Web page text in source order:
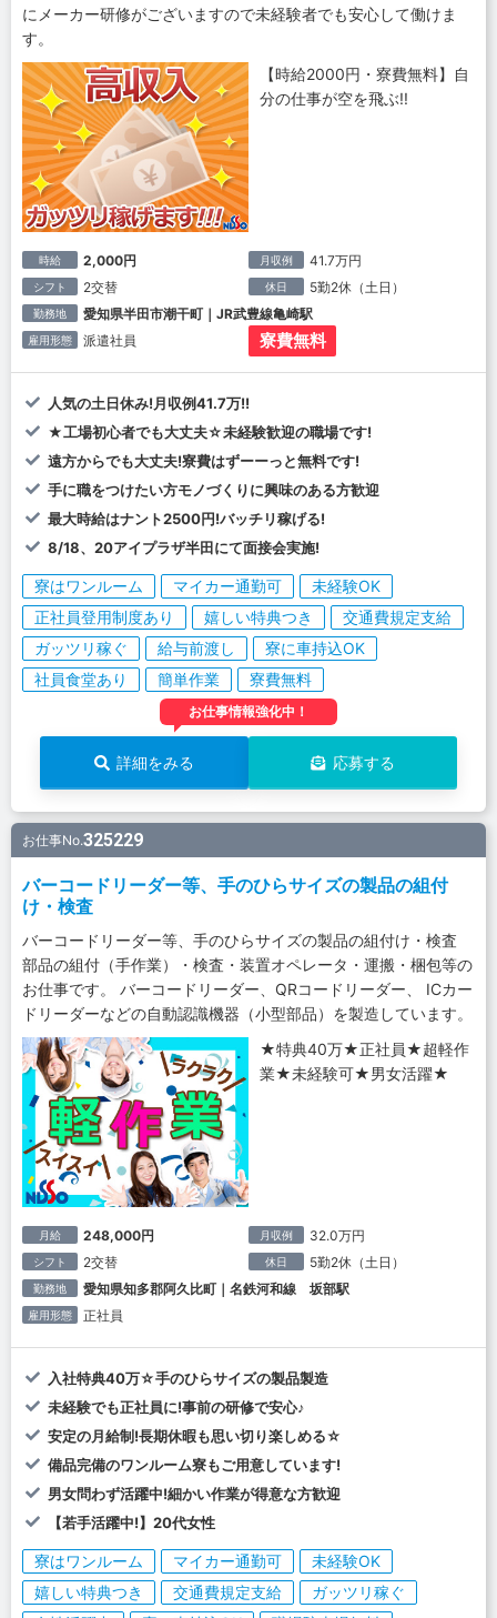
にメーカー研修がございますので未経験者でも安心して働けま
す。
【時給2000円・寮費無料】自
分の仕事が空を飛ぶ!!
時給 2,000円 月収例 41.7万円
シフト 2交替 休日 5勤2休（土日）
勤務地 愛知県半田市潮干町｜JR武豊線亀崎駅
雇用形態 派遣社員 寮費無料
人気の土日休み!月収例41.7万!!
★工場初心者でも大丈夫☆未経験歓迎の職場です!
遠方からでも大丈夫!寮費はずーーっと無料です!
手に職をつけたい方モノづくりに興味のある方歓迎
最大時給はナント2500円!バッチリ稼げる!
8/18、20アイプラザ半田にて面接会実施!
寮はワンルーム マイカー通勤可
未経験OK
正社員登用制度あり
嬉しい特典つき
交通費規定支給
ガッツリ稼ぐ
給与前渡し
寮に車持込OK
社員食堂あり
簡単作業 寮費無料
お仕事情報強化中！
詳細をみる 応募する
お仕事No.325229
バーコードリーダー等、手のひらサイズの製品の組付
け・検査
バーコードリーダー等、手のひらサイズの製品の組付け・検査
部品の組付（手作業）・検査・装置オペレータ・運搬・梱包等の
お仕事です。 バーコードリーダー、QRコードリーダー、 ICカー
ドリーダーなどの自動認識機器（小型部品）を製造しています。
★特典40万★正社員★超軽作
業★未経験可★男女活躍★
月給 248,000円 月収例 32.0万円
シフト 2交替 休日 5勤2休（土日）
勤務地 愛知県知多郡阿久比町｜名鉄河和線 坂部駅
雇用形態 正社員
入社特典40万☆手のひらサイズの製品製造
未経験でも正社員に!事前の研修で安心♪
安定の月給制!長期休暇も思い切り楽しめる☆
備品完備のワンルーム寮もご用意しています!
男女問わず活躍中!細かい作業が得意な方歓迎
【若手活躍中!】20代女性
寮はワンルーム マイカー通勤可
未経験OK
嬉しい特典つき
交通費規定支給
ガッツリ稼ぐ